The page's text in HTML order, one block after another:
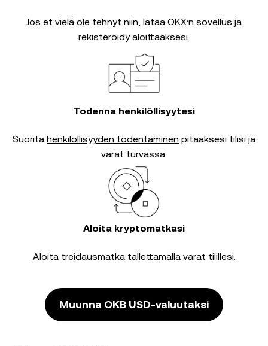
Jos et vielä ole tehnyt niin, lataa OKX:n sovellus ja
rekisteröidy aloittaaksesi.
Todenna henkilöllisyytesi
Suorita henkilöllisyyden todentaminen pitääksesi tilisi ja
varat turvassa.
Aloita kryptomatkasi
Aloita treidausmatka tallettamalla varat tilillesi.
Muunna OKB USD-valuutaksi